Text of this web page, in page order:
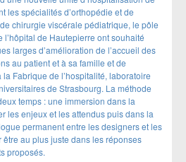
les spécialités d’orthopédie et de
chirurgie viscérale pédiatrique, le pôle
de Hautepierre ont souhaité
larges d’amélioration de l’accueil des
au patient et à sa famille et de
Fabrique de l’hospitalité, laboratoire
de Strasbourg. La méthode
temps : une immersion dans la
les enjeux et les attendus puis dans la
permanent entre les designers et les
au plus juste dans les réponses
proposés.